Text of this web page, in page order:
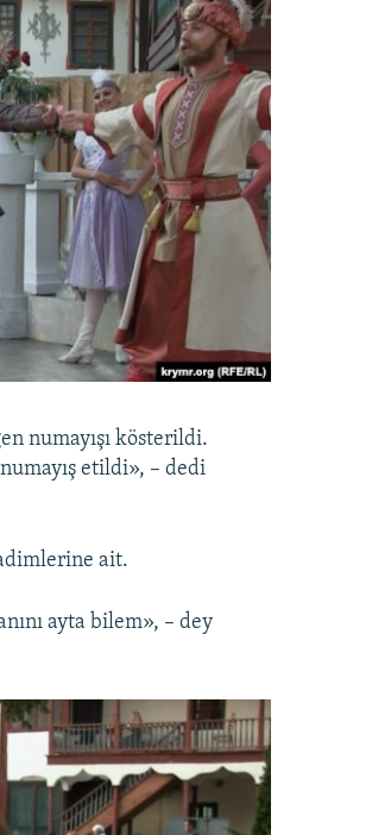
numayışı kösterildi.
etildi», – dedi
ait.
ayta bilem», – dey